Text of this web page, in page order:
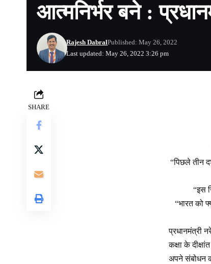
आत्मनिर्भर बने :
Last updated: May 26, 2022 3:26 pm
Rajesh DabralPublished: May 26, 2022
SHARE
“पिछले तीन
“इस
“भारत को
प्रधानमंत्री
कक्षा के
अपने संबोधन